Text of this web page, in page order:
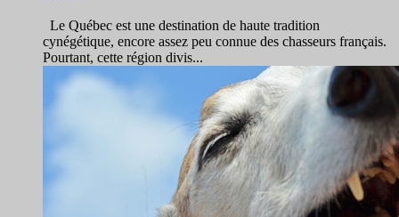
Le Québec est une destination de haute tradition
cynégétique, encore assez peu connue des chasseurs français.
Pourtant, cette région divis...